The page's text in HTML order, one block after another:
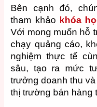
Bên cạnh đó,
tham khảo khóa
Với mong muốn hỗ
chạy quảng cáo,
nghiệm thực tế
sâu, tạo ra mức
trưởng doanh thu
thị trường bán hàng